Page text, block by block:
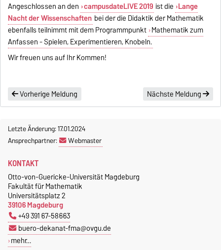
Angeschlossen an den campusdateLIVE 2019 ist die Lange
Nacht der Wissenschaften bei der die Didaktik der Mathematik
ebenfalls teilnimmt mit dem Programmpunkt Mathematik zum
Anfassen - Spielen, Experimentieren, Knobeln.
Wir freuen uns auf Ihr Kommen!
Vorherige Meldung Nächste Meldung
Letzte Änderung: 17.01.2024
Ansprechpartner:
Webmaster
KONTAKT
Otto-von-Guericke-Universität Magdeburg
Fakultät für Mathematik
Universitätsplatz 2
39106 Magdeburg
+49 391 67-58663
buero-dekanat-fma@ovgu.de
mehr…